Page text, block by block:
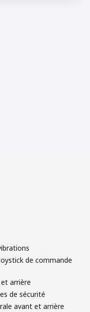
de commande
arrière
de sécurité
avant et arrière